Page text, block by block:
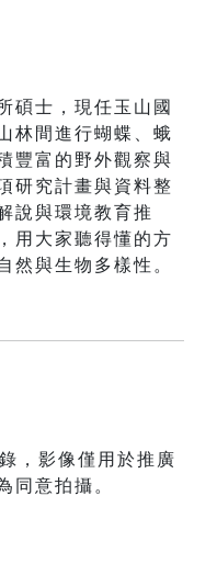
碩士，現任玉山國
林間進行蝴蝶、蛾
豐富的野外觀察與
研究計畫與資料整
說與環境教育推
用大家聽得懂的方
然與生物多樣性。
，影像僅用於推廣
同意拍攝。